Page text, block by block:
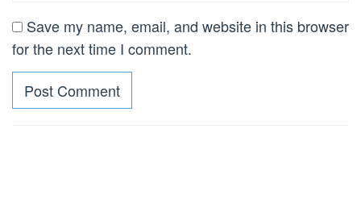
Save my name, email, and website in this browser
for the next time I comment.